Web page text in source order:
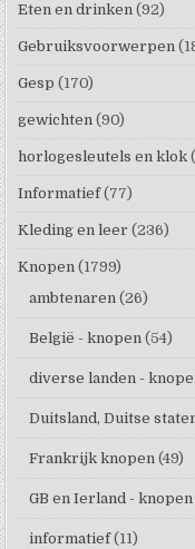
Eten en drinken (92)
Gebruiksvoorwerpen
Gesp (170)
gewichten (90)
horlogesleutels en klok
Informatief (77)
Kleding en leer (236)
Knopen (1799)
ambtenaren (26)
België - knopen (54)
diverse landen -
Duitsland, Duitse
Frankrijk knopen (49)
GB en Ierland - knopen
informatief (11)